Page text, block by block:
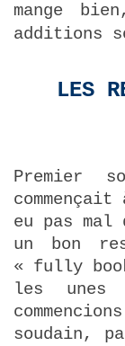
mange
additions
LES
Premier
eu pas mal
un bon
« fully
les unes
soudain,